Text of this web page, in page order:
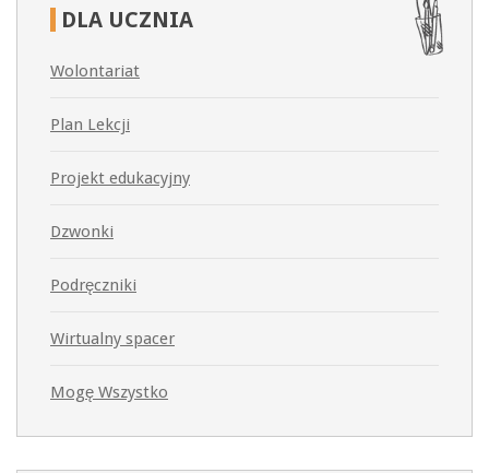
DLA UCZNIA
Wolontariat
Plan Lekcji
Projekt edukacyjny
Dzwonki
Podręczniki
Wirtualny spacer
Mogę Wszystko